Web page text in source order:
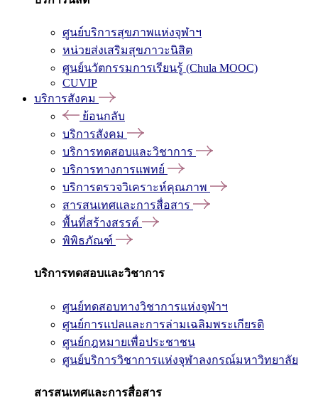
ศูนย์บริการสุขภาพแห่งจุฬาฯ
หน่วยส่งเสริมสุขภาวะนิสิต
ศูนย์นวัตกรรมการเรียนรู้ (Chula MOOC)
CUVIP
บริการสังคม
ย้อนกลับ
บริการสังคม
บริการทดสอบและวิชาการ
บริการทางการแพทย์
บริการตรวจวิเคราะห์คุณภาพ
สารสนเทศและการสื่อสาร
พื้นที่สร้างสรรค์
พิพิธภัณฑ์
บริการทดสอบและวิชาการ
ศูนย์ทดสอบทางวิชาการแห่งจุฬาฯ
ศูนย์การแปลและการล่ามเฉลิมพระเกียรติ
ศูนย์กฎหมายเพื่อประชาชน
ศูนย์บริการวิชาการแห่งจุฬาลงกรณ์มหาวิทยาลัย
สารสนเทศและการสื่อสาร